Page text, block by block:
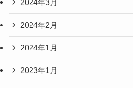
2024年3月
2024年2月
2024年1月
2023年1月